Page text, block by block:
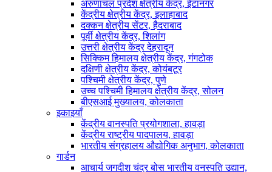
अरुणाचल प्रदेश क्षेत्रीय केंद्र, ईटानगर
केंद्रीय क्षेत्रीय केंद्र, इलाहाबाद
दक्कन क्षेत्रीय सेंटर, हैदराबाद
पूर्वी क्षेत्रीय केंद्र, शिलांग
उत्तरी क्षेत्रीय केंद्र देहरादून
सिक्किम हिमालय क्षेत्रीय केंद्र, गंगटोक
दक्षिणी क्षेत्रीय केंद्र, कोयंबटूर
पश्चिमी क्षेत्रीय केंद्र, पुणे
उच्च पश्चिमी हिमालय क्षेत्रीय केंद्र, सोलन
बीएसआई मुख्यालय, कोलकाता
इकाइयाँ
केंद्रीय वानस्पति प्रयोगशाला, हावड़ा
केंद्रीय राष्ट्रीय पादपालय, हावड़ा
भारतीय संग्रहालय औद्योगिक अनुभाग, कोलकाता
गार्डन
आचार्य जगदीश चंद्र बोस भारतीय वनस्पति उद्यान,